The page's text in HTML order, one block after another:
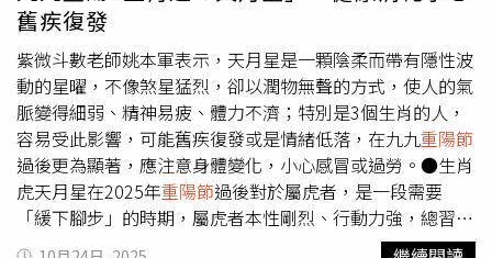
清記》雲：“九月九日探菊花與茯苓、松脂，久服之令人不
老”。按照中醫的說法，菊花酒還可以明目、治昏、降血
壓，有減肥、輕身、補肝氣、安腸胃、利血氣的功效。也可
用菊花酒來擦拭身體，增加免疫能力。9.吃「糕」「高」
升：在唐宋時期，重陽節 特別講究吃糕餅，就如同中秋節吃
月餅一樣，屬應景食物，現代人仍可在當天吃些重陽糕或米
糕，取其諧音「高」之音，達到步步「高」升的好官運，考
試的人可以「高」中。10.登高吸收陽氣：高為「陽」，低
為「陰」，到戶外走走，登高爬山，吸收陽氣，增強運勢。
11.孝敬老人：古云:家有一老，如有一寶。想要運勢好，孝
說法，提醒出嫁未滿三年的女性儘量避免回娘家，若有特殊
情況需返家，可攜帶象徵長壽的麵線與百合花作為化解。
六、兩名男子忌談公事重陽屬極陽之時，兩名男性會面談事
容易意見相左、氣氛緊張，甚至引發口角。建議延後會議或
選擇其他日子較為妥當。小孟老師最後提醒，尊重傳統禁忌
不僅是文化傳承，也可作為生活中的警醒與自我保護。重陽
節除了登高、敬老，更應抱持敬畏之心，謹慎度過這個特別
的節日。
舊疾復發
紫微斗數老師姚本軍表示，天月星是一顆陰柔而帶有隱性波
動的星曜，不像煞星猛烈，卻以潤物無聲的方式，使人的氣
脈變得細弱、精神易疲、體力不濟；特別是3個生肖的人，
容易受此影響，可能舊疾復發或是情緒低落，在九九重陽節
過後更為顯著，應注意身體變化，小心感冒或過勞。●生肖
虎天月星在2025年重陽節過後對於屬虎者，是一段需要
「緩下腳步」的時期，屬虎者本性剛烈、行動力強，總習慣
以衝勁面對一切，受天月星影響，身心狀態會出現「外剛內